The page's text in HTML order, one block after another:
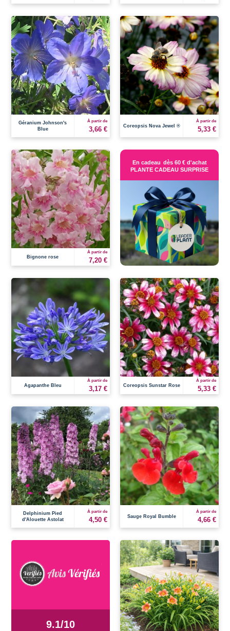
Géranium Johnson's
Blue
À partir de
3,66 € Coreopsis Nova Jewel ®
À partir de
5,33 €
Bignone rose
À partir de
7,20 €
En cadeau dès 60 € d'achat
PLANTE CADEAU SURPRISE
Agapanthe Bleu
À partir de
3,17 € Coreopsis Sunstar Rose
À partir de
5,33 €
Delphinium Pied
d'Alouette Astolat
À partir de
4,50 € Sauge Royal Bumble
À partir de
4,66 €
9.1/10